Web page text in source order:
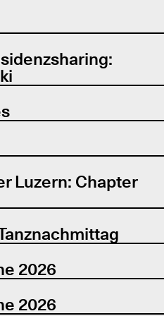
Luzern: Chapter
2026
2026